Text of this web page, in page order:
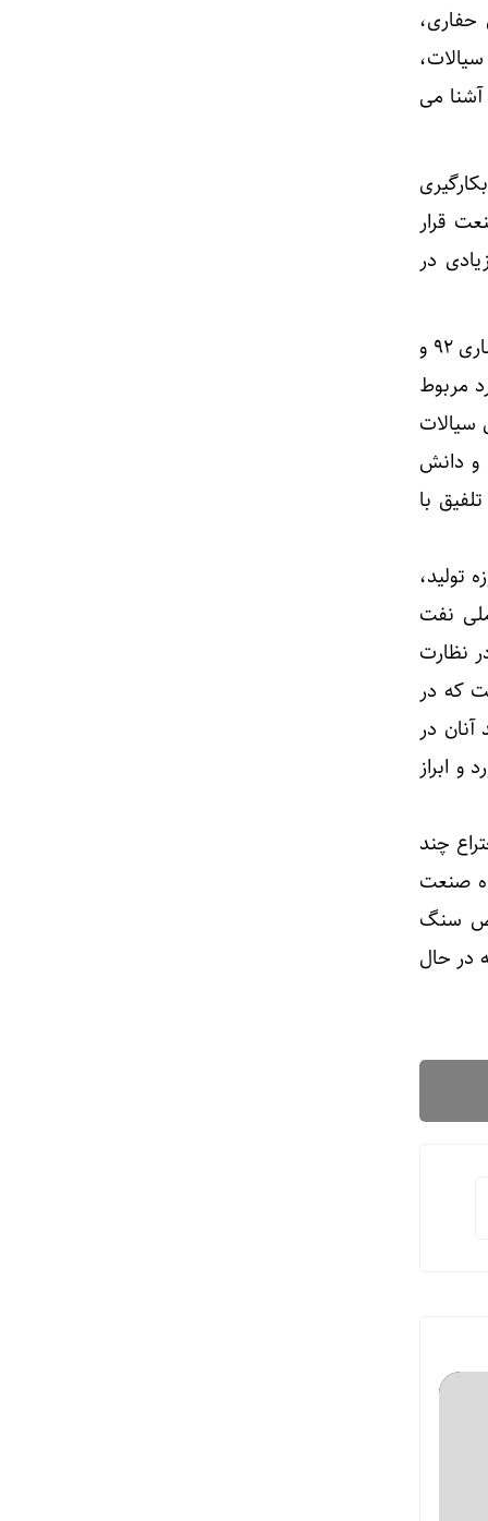
می
قرار
در
مهندس ناظر پروژه حفاری شش حلقه چاه در میدان نفتی یادآوران که با کاربست دو دستگاه حفاری ۹۲ و
مربوط
سیالات
و دانش
با
تولید،
نفت
نظارت
که در
در
ابراز
چند
صنعت
سنگ
در حال